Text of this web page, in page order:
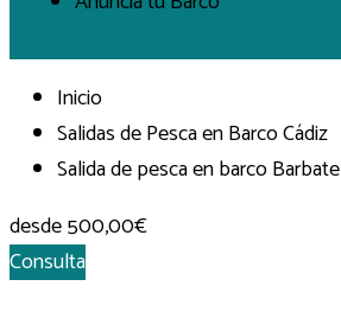
Inicio
Salidas de Pesca en Barco Cádiz
Salida de pesca en barco Barbate
desde500,00€
Consulta